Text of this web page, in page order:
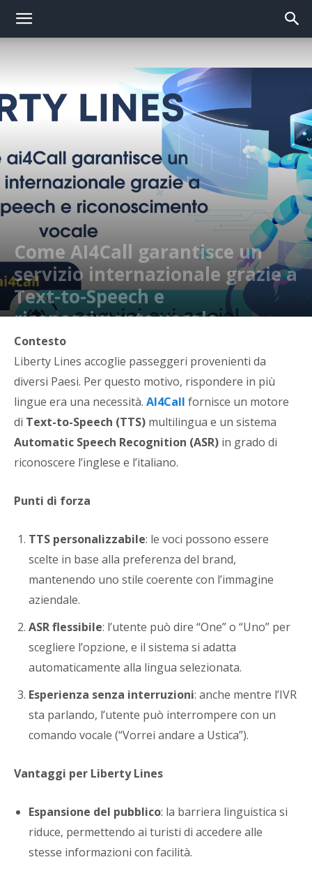
Come AI4Call garantisce un
servizio internazionale grazie a
Text-to-Speech e
riconoscimento vocale
Di Christian Noto
Contesto
Liberty Lines accoglie passeggeri provenienti da
diversi Paesi. Per questo motivo, rispondere in più
lingue era una necessità. AI4Call fornisce un motore
di Text-to-Speech (TTS) multilingua e un sistema
Automatic Speech Recognition (ASR) in grado di
riconoscere l’inglese e l’italiano.
Punti di forza
TTS personalizzabile: le voci possono essere
scelte in base alla preferenza del brand,
mantenendo uno stile coerente con l’immagine
aziendale.
ASR flessibile: l’utente può dire “One” o “Uno” per
scegliere l’opzione, e il sistema si adatta
automaticamente alla lingua selezionata.
Esperienza senza interruzioni: anche mentre l’IVR
sta parlando, l’utente può interrompere con un
comando vocale (“Vorrei andare a Ustica”).
Vantaggi per Liberty Lines
Espansione del pubblico: la barriera linguistica si
riduce, permettendo ai turisti di accedere alle
stesse informazioni con facilità.